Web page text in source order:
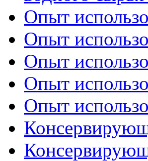
Опыт
Опыт
Опыт
Опыт
Опыт